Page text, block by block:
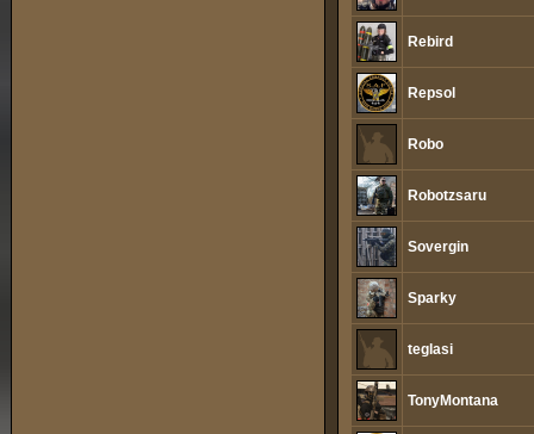
Rebird
Repsol
Robo
Robotzsaru
Sovergin
Sparky
teglasi
TonyMontana